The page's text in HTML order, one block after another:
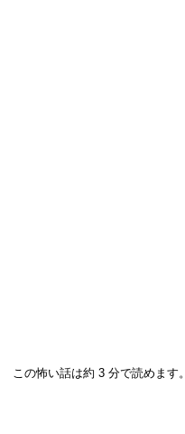
この怖い話は約 3 分で読めます。